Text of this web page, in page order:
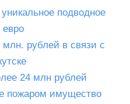
подводное
рублей в связи с
24 млн рублей
пожаром имущество